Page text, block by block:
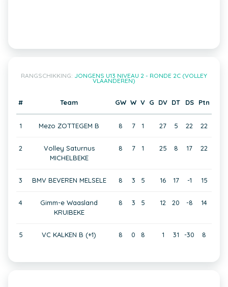
RANGSCHIKKING: JONGENS U13 NIVEAU 2 - RONDE 2C (VOLLEY
VLAANDEREN)
# Team GW W V G DV DT DS Ptn
1 Mezo ZOTTEGEM B 8 7 1 27 5 22 22
2
Volley Saturnus
MICHELBEKE
8 7 1 25 8 17 22
3 BMV BEVEREN MELSELE 8 3 5 16 17 -1 15
4
Gimm-e Waasland
KRUIBEKE
8 3 5 12 20 -8 14
5 VC KALKEN B (+1) 8 0 8 1 31 -30 8